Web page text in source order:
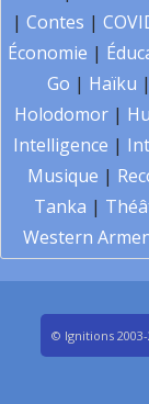
| Contes |
Économie |
Go | Haïku |
Holodomor |
Intelligence |
Musique |
Tanka |
Western
© Ignitions